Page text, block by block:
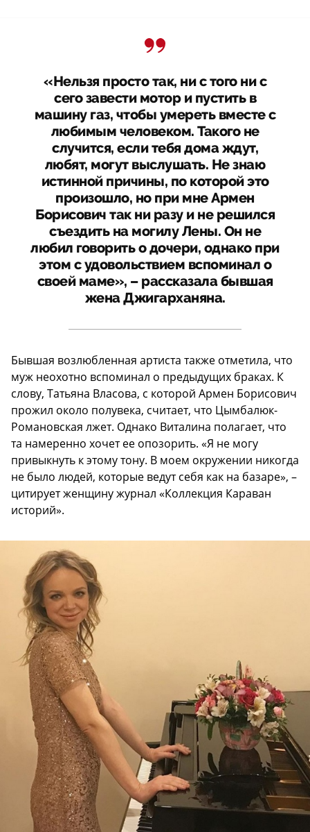
«Нельзя просто так, ни с того ни с
сего завести мотор и пустить в
машину газ, чтобы умереть вместе с
любимым человеком. Такого не
случится, если тебя дома ждут,
любят, могут выслушать. Не знаю
истинной причины, по которой это
произошло, но при мне Армен
Борисович так ни разу и не решился
съездить на могилу Лены. Он не
любил говорить о дочери, однако при
этом с удовольствием вспоминал о
своей маме», – рассказала бывшая
жена Джигарханяна.
Бывшая возлюбленная артиста также отметила, что
муж неохотно вспоминал о предыдущих браках. К
слову, Татьяна Власова, с которой Армен Борисович
прожил около полувека, считает, что Цымбалюк-
Романовская лжет. Однако Виталина полагает, что
та намеренно хочет ее опозорить. «Я не могу
привыкнуть к этому тону. В моем окружении никогда
не было людей, которые ведут себя как на базаре», –
цитирует женщину журнал «Коллекция Караван
историй».